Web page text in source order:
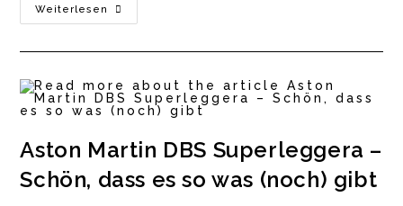
Weiterlesen
Aston
Martin
Aston Martin DBS Superleggera –
Schön, dass es so was (noch) gibt